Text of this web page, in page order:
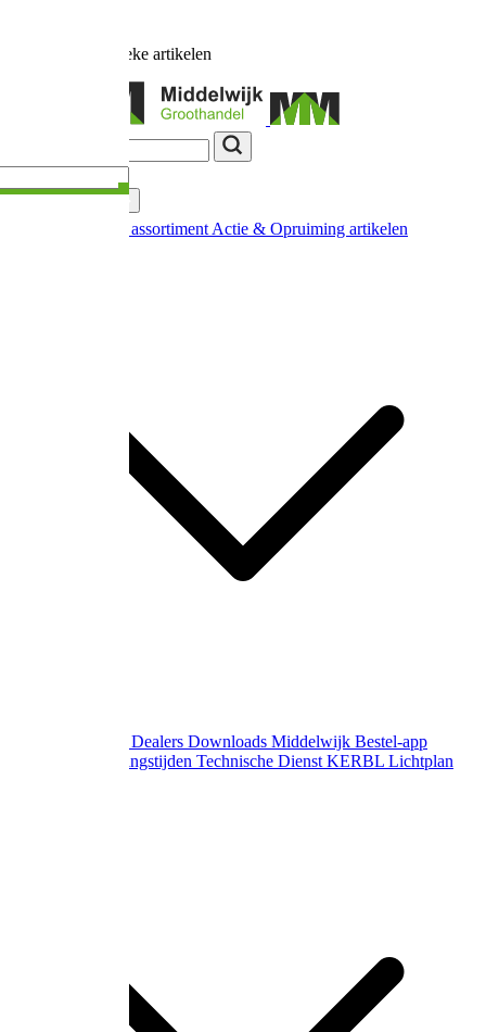
unieke artikelen
Nieuw in ons assortiment Actie & Opruiming artikelen
Dealers Downloads Middelwijk Bestel-app
Gewijzigde openingstijden Technische Dienst KERBL Lichtplan